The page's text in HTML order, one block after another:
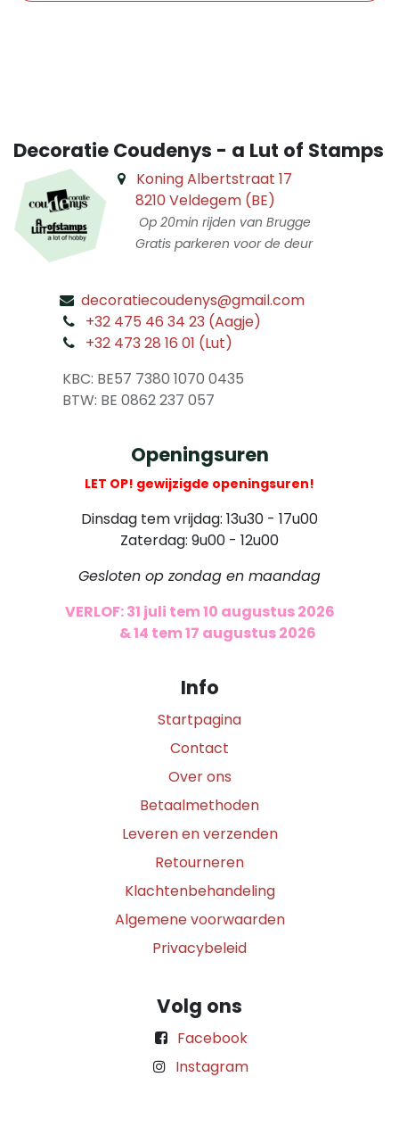
Decoratie Coudenys - a Lut of Stamps
Koning Albertstraat 17
8210 Veldegem (BE)
Op 20min rijden van Brugge
Gratis parkeren voor de deur
decoratiecoudenys@gmail.com
+32 475 46 34 23 (Aagje)
+32 473 28 16 01 (Lut)
KBC: BE57 7380 1070 0435
​ BTW: BE 0862 237 057
Openingsuren
LET OP! gewijzigde openingsuren!
Dinsdag tem vrijdag: 13u30 - 17u00
Zaterdag: 9u00 - 12u00
Gesloten op zondag en maandag
VERLOF: 31 juli tem 10 augustus 2026
& 14 tem 17 augustus 2026
Info
Startpagina
Contact
Over ons
Betaalmethoden
Leveren en verzenden
Retourneren
Klachtenbehandeling
Algemene voorwaarden
Privacybeleid
Volg ons
Facebook
Instagram